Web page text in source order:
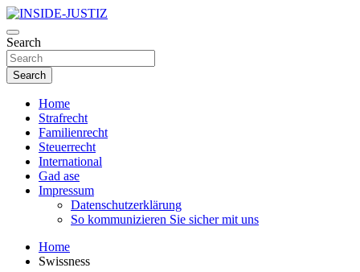
Skip
to
content
INSIDE-JUSTIZ
Investigativer Journalismus zur Dritten Gewalt
Search
Search
Home
Strafrecht
Familienrecht
Steuerrecht
International
Gad ase
Impressum
Datenschutzerklärung
So kommunizieren Sie sicher mit uns
Home
Swissness